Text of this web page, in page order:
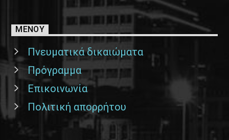
ΜΕΝΟΥ
Πνευματικά δικαιώματα
Πρόγραμμα
Επικοινωνία
Πολιτική απορρήτου